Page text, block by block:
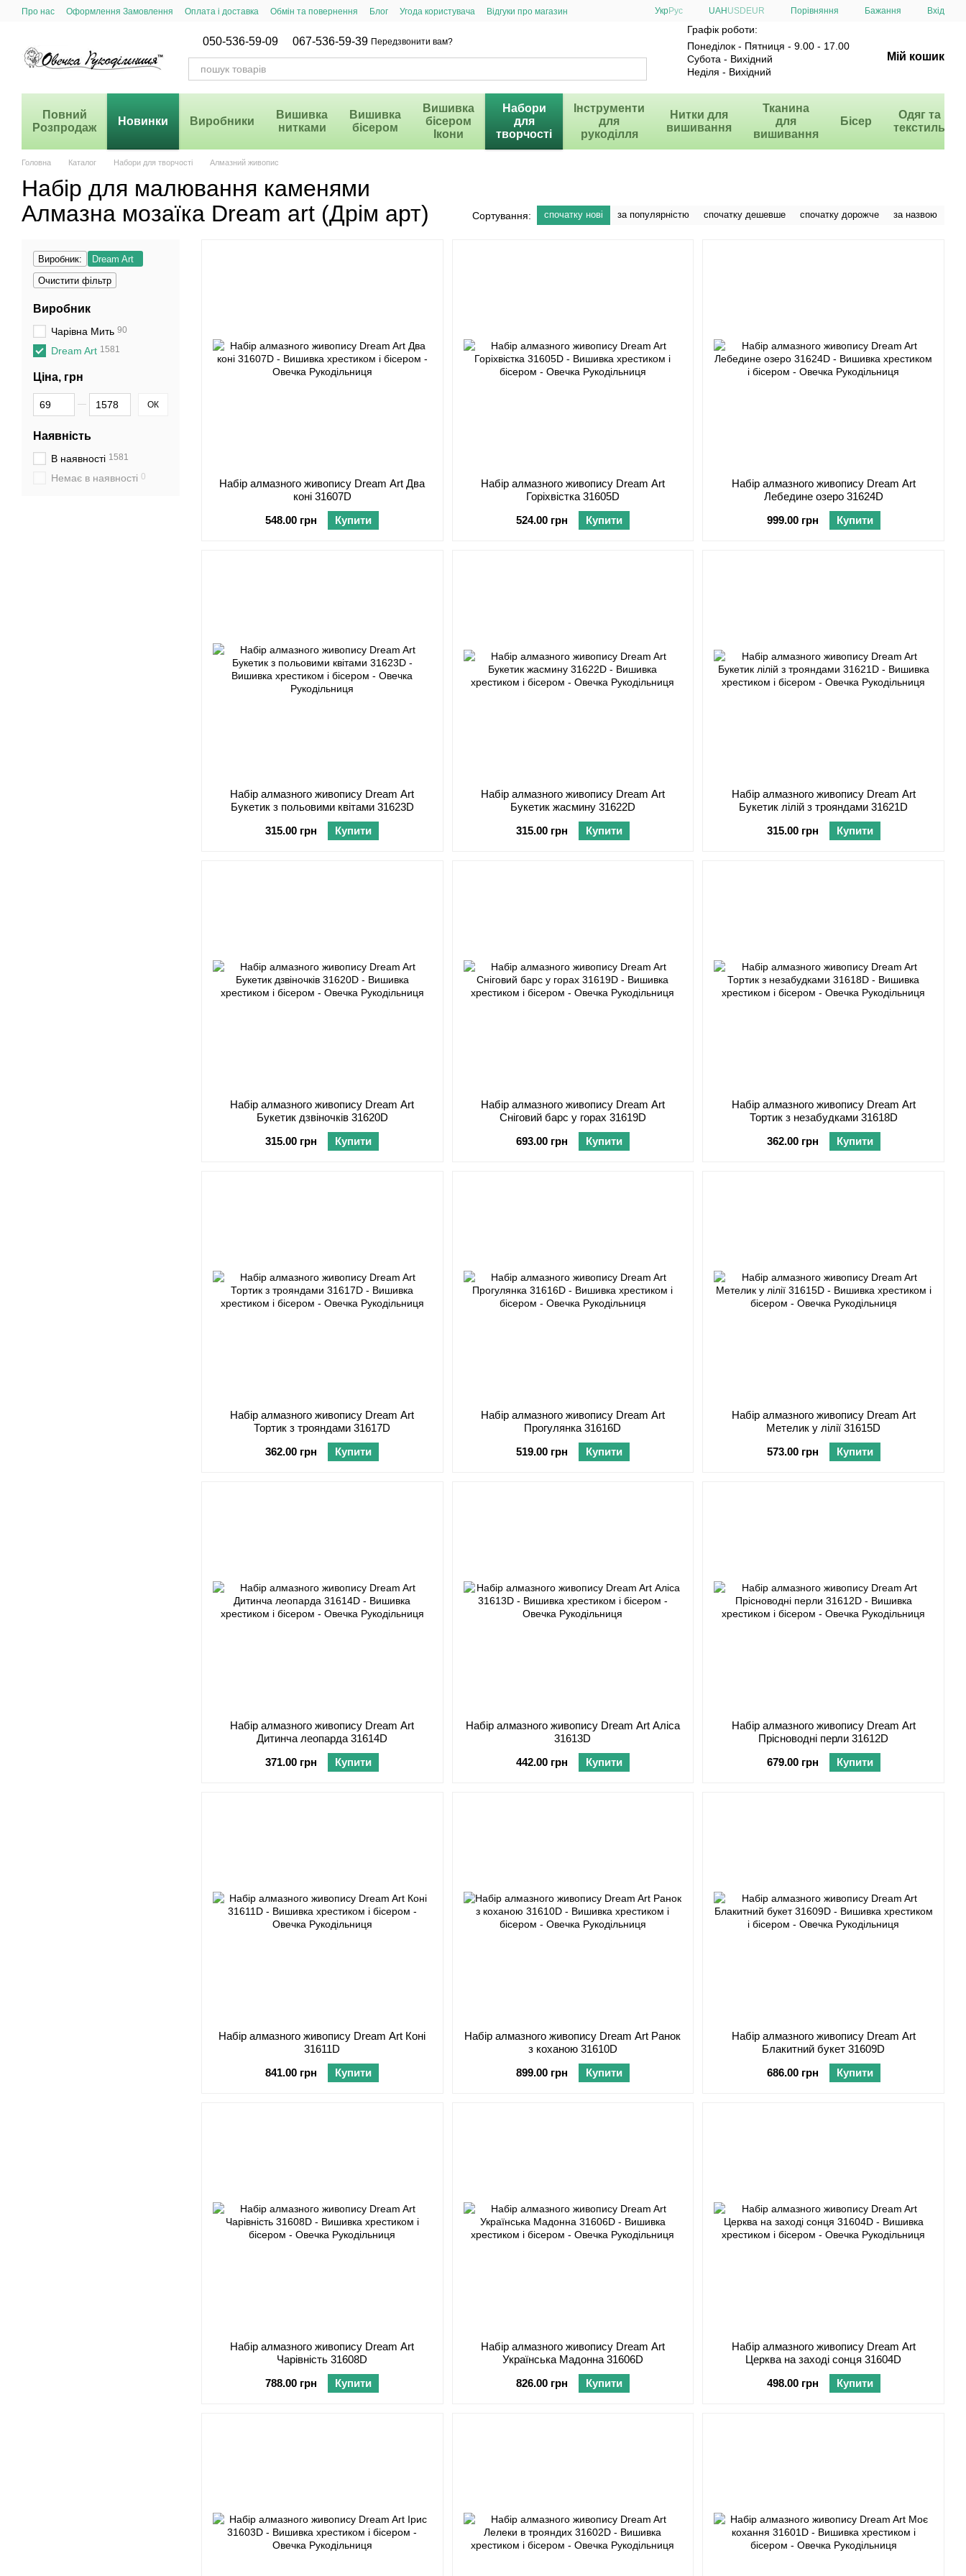
Перейти до основного контенту
Про нас Оформлення Замовлення Оплата і доставка Обмін та повернення Блог Угода користувача
Відгуки про магазин
УкрРус UAH USD EUR Порівняння Бажання Вхід
050-536-59-09 067-536-59-39 Передзвонити вам?
Графік роботи:
Понеділок - Пятниця - 9.00 - 17.00
Субота - Вихідний
Неділя - Вихідний
Мій кошик
Повний
Розпродаж
Новинки Виробники
Вишивка
нитками
Вишивка
бісером
Вишивка
бісером
Ікони
Набори
для
творчості
Інструменти
для
рукоділля
Нитки для
вишивання
Тканина
для
вишивання
Бісер
Одяг та
текстиль
Головна Каталог Набори для творчості Алмазний живопис
Набір для малювання каменями
Алмазна мозаїка Dream art (Дрім арт)
Сортування: спочатку нові за популярністю спочатку дешевше спочатку дорожче за назвою
Набір алмазного живопису Dream Art Два
коні 31607D
548.00 грн
Купити
Набір алмазного живопису Dream Art
Горіхвістка 31605D
524.00 грн
Купити
Набір алмазного живопису Dream Art
Лебедине озеро 31624D
999.00 грн
Купити
Набір алмазного живопису Dream Art
Букетик з польовими квітами 31623D
315.00 грн
Купити
Набір алмазного живопису Dream Art
Букетик жасмину 31622D
315.00 грн
Купити
Набір алмазного живопису Dream Art
Букетик лілій з трояндами 31621D
315.00 грн
Купити
Набір алмазного живопису Dream Art
Букетик дзвіночків 31620D
315.00 грн
Купити
Набір алмазного живопису Dream Art
Сніговий барс у горах 31619D
693.00 грн
Купити
Набір алмазного живопису Dream Art
Тортик з незабудками 31618D
362.00 грн
Купити
Набір алмазного живопису Dream Art
Тортик з трояндами 31617D
362.00 грн
Купити
Набір алмазного живопису Dream Art
Прогулянка 31616D
519.00 грн
Купити
Набір алмазного живопису Dream Art
Метелик у лілії 31615D
573.00 грн
Купити
Набір алмазного живопису Dream Art
Дитинча леопарда 31614D
371.00 грн
Купити
Набір алмазного живопису Dream Art Аліса
31613D
442.00 грн
Купити
Набір алмазного живопису Dream Art
Прісноводні перли 31612D
679.00 грн
Купити
Набір алмазного живопису Dream Art Коні
31611D
841.00 грн
Купити
Набір алмазного живопису Dream Art Ранок
з коханою 31610D
899.00 грн
Купити
Набір алмазного живопису Dream Art
Блакитний букет 31609D
686.00 грн
Купити
Набір алмазного живопису Dream Art
Чарівність 31608D
788.00 грн
Купити
Набір алмазного живопису Dream Art
Українська Мадонна 31606D
826.00 грн
Купити
Набір алмазного живопису Dream Art
Церква на заході сонця 31604D
498.00 грн
Купити
Виробник:
Dream Art
Очистити фільтр
Виробник
Чарівна Мить 90
Dream Art 1581
Ціна, грн
Від Ціна, грн
До Ціна, грн ОК
Наявність
В наявності 1581
Немає в наявності 0